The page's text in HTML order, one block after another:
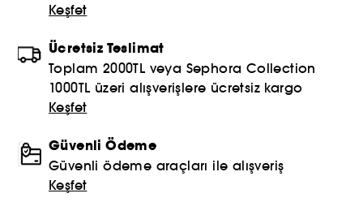
Keşfet
Ücretsiz Teslimat
Toplam 2000TL veya Sephora Collection
1000TL üzeri alışverişlere ücretsiz kargo
Keşfet
Güvenli Ödeme
Güvenli ödeme araçları ile alışveriş
Keşfet